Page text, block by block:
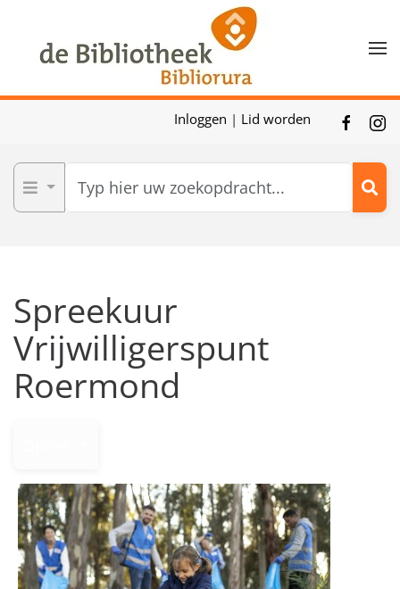
Skip to main content
Inloggen | Lid worden
Spreekuur
Vrijwilligerspunt
Roermond